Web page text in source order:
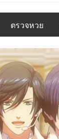
ตรวจหวย